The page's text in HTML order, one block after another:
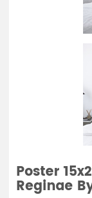
Poster
Reginae